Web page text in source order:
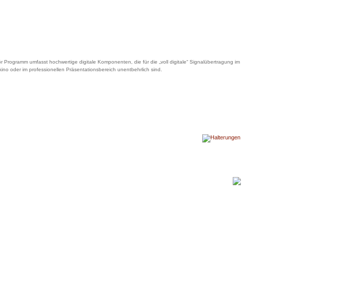
Programm umfasst hochwertige digitale Komponenten, die für die „voll digitale“ Signalübertragung im
oder im professionellen Präsentationsbereich unentbehrlich sind.